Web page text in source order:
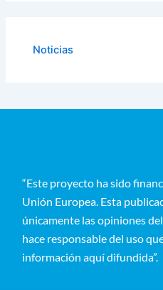
Noticias
“Este proyecto ha sido
Unión Europea. Esta
únicamente las opiniones
hace responsable del uso
información aquí difundida”.